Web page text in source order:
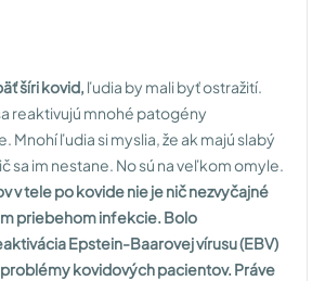
šíri kovid, ľudia by mali byť ostražití.
reaktivujú mnohé patogény
Mnohí ľudia si myslia, že ak majú slabý
sa im nestane. No sú na veľkom omyle.
v tele po kovide nie je nič nezvyčajné
priebehom infekcie. Bolo
Epstein-Baarovej vírusu (EBV)
kovidových pacientov. Práve